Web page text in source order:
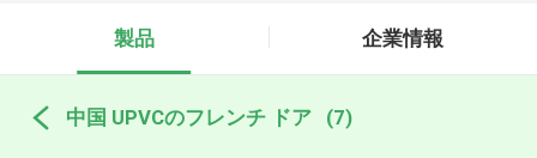
製品 企業情報
中国 UPVCのフレンチ ドア (7)